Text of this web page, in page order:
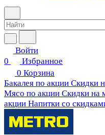
Войти
0
Избранное
0 Корзина
Бакалея по акции Скидки
Мясо по акции Скидки на
акции Напитки со